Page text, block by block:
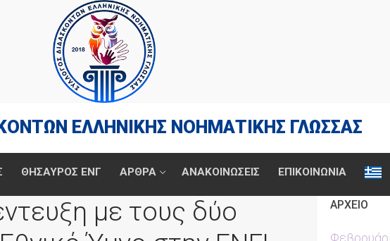
ΕΛΛΗΝΙΚΗΣ ΝΟΗΜΑΤΙΚΗΣ ΓΛΩΣΣΑΣ
ΘΗΣΑΥΡΟΣ ΕΝΓ ΑΡΘΡΑ ΑΝΑΚΟΙΝΩΣΕΙΣ ΕΠΙΚΟΙΝΩΝΙΑ
με τους δύο
ΑΡΧΕΙΟ